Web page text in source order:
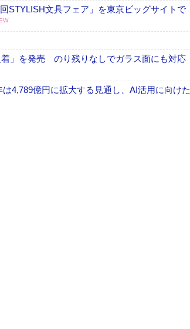
STYLISH文具フェア」を東京ビッグサイトで
」を発売 のり残りなしでガラス面にも対応
4,789億円に拡大する見通し、AI活用に向けた